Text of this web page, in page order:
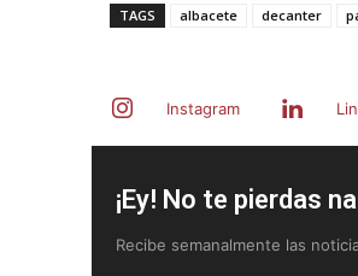
TAGS albacete decanter
Instagram
¡Ey! No te pierdas
Recibe semanalmente las